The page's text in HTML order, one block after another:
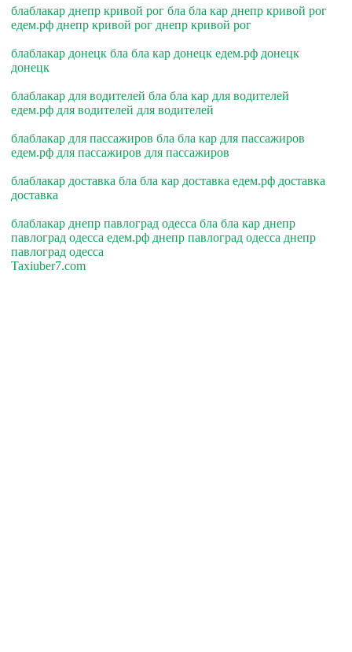
блаблакар днепр кривой рог бла бла кар днепр кривой рог
едем.рф днепр кривой рог днепр кривой рог
блаблакар донецк бла бла кар донецк едем.рф донецк
донецк
блаблакар для водителей бла бла кар для водителей
едем.рф для водителей для водителей
блаблакар для пассажиров бла бла кар для пассажиров
едем.рф для пассажиров для пассажиров
блаблакар доставка бла бла кар доставка едем.рф доставка
доставка
блаблакар днепр павлоград одесса бла бла кар днепр
павлоград одесса едем.рф днепр павлоград одесса днепр
павлоград одесса
Taxiuber7.com